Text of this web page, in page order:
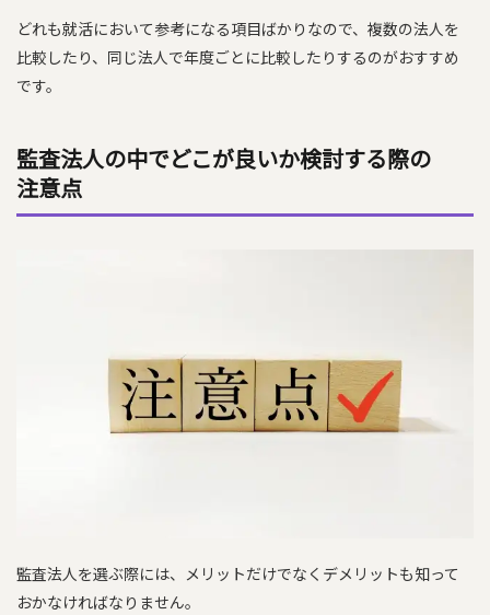
どれも就活において参考になる項目ばかりなので、複数の法人を
比較したり、同じ法人で年度ごとに比較したりするのがおすすめ
です。
監査法人の中でどこが良いか検討する際の
注意点
監査法人を選ぶ際には、メリットだけでなくデメリットも知って
おかなければなりません。